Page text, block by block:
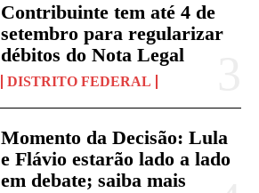
Contribuinte tem até 4 de
setembro para regularizar
débitos do Nota Legal
DISTRITO FEDERAL
Momento da Decisão: Lula
e Flávio estarão lado a lado
em debate; saiba mais